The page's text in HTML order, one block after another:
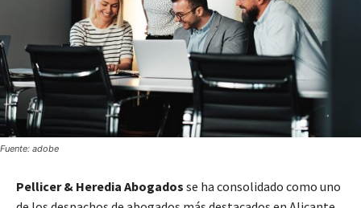
Fuente: adobe
Pellicer & Heredia Abogados se ha consolidado como uno